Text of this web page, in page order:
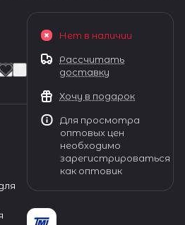
Нет в наличии
Рассчитать
доставку
Хочу в подарок
Для просмотра
оптовых цен
необходимо
зарегистрироваться
как оптовик